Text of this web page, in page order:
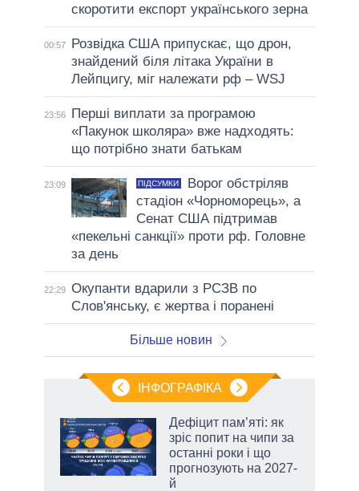
скоротити експорт українського зерна
00:57
Розвідка США припускає, що дрон,
знайдений біля літака України в
Лейпцигу, міг належати рф – WSJ
23:56
Перші виплати за програмою
«Пакунок школяра» вже надходять:
що потрібно знати батькам
23:09 ПІДСУМКИ
Ворог обстріляв
стадіон «Чорноморець», а
Сенат США підтримав
«пекельні санкції» проти рф. Головне
за день
22:29 Окупанти вдарили з РСЗВ по
Слов'янську, є жертва і поранені
Більше новин
ІНФОГРАФІКА
Дефіцит пам’яті: як
зріс попит на чипи за
останні роки і що
прогнозують на 2027-
й